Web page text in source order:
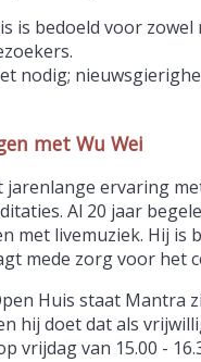
is bedoeld voor zowel
nodig;
met Wu Wei
jarenlange ervaring
Al 20 jaar
met livemuziek. Hij is
mede zorg voor het
Huis staat Mantra
hij doet dat als
vrijdag van 15.00 -